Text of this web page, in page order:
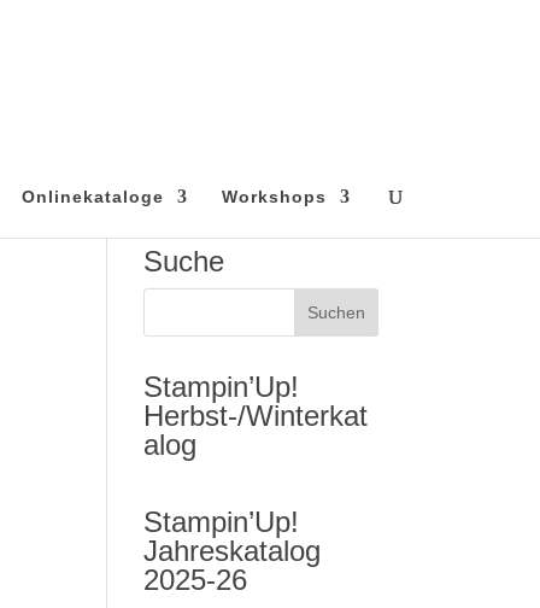
Onlinekataloge Workshops
Suche
Stampin’Up!
Herbst-/Winterkat
alog
Stampin’Up!
Jahreskatalog
2025-26